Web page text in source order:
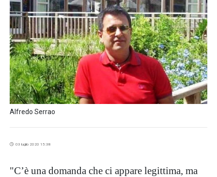
Alfredo Serrao
03 luglio 2020 15:38
"C’è una domanda che ci appare legittima, ma